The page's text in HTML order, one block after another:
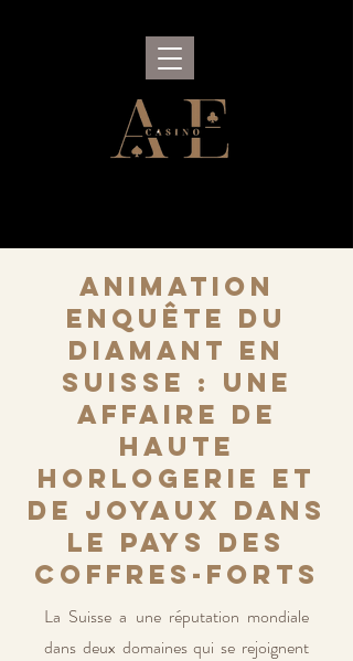
Animation
Enquête du
Diamant en
Suisse : une
affaire de
haute
horlogerie et
de joyaux dans
le pays des
coffres-forts
La Suisse a une réputation mondiale
dans deux domaines qui se rejoignent